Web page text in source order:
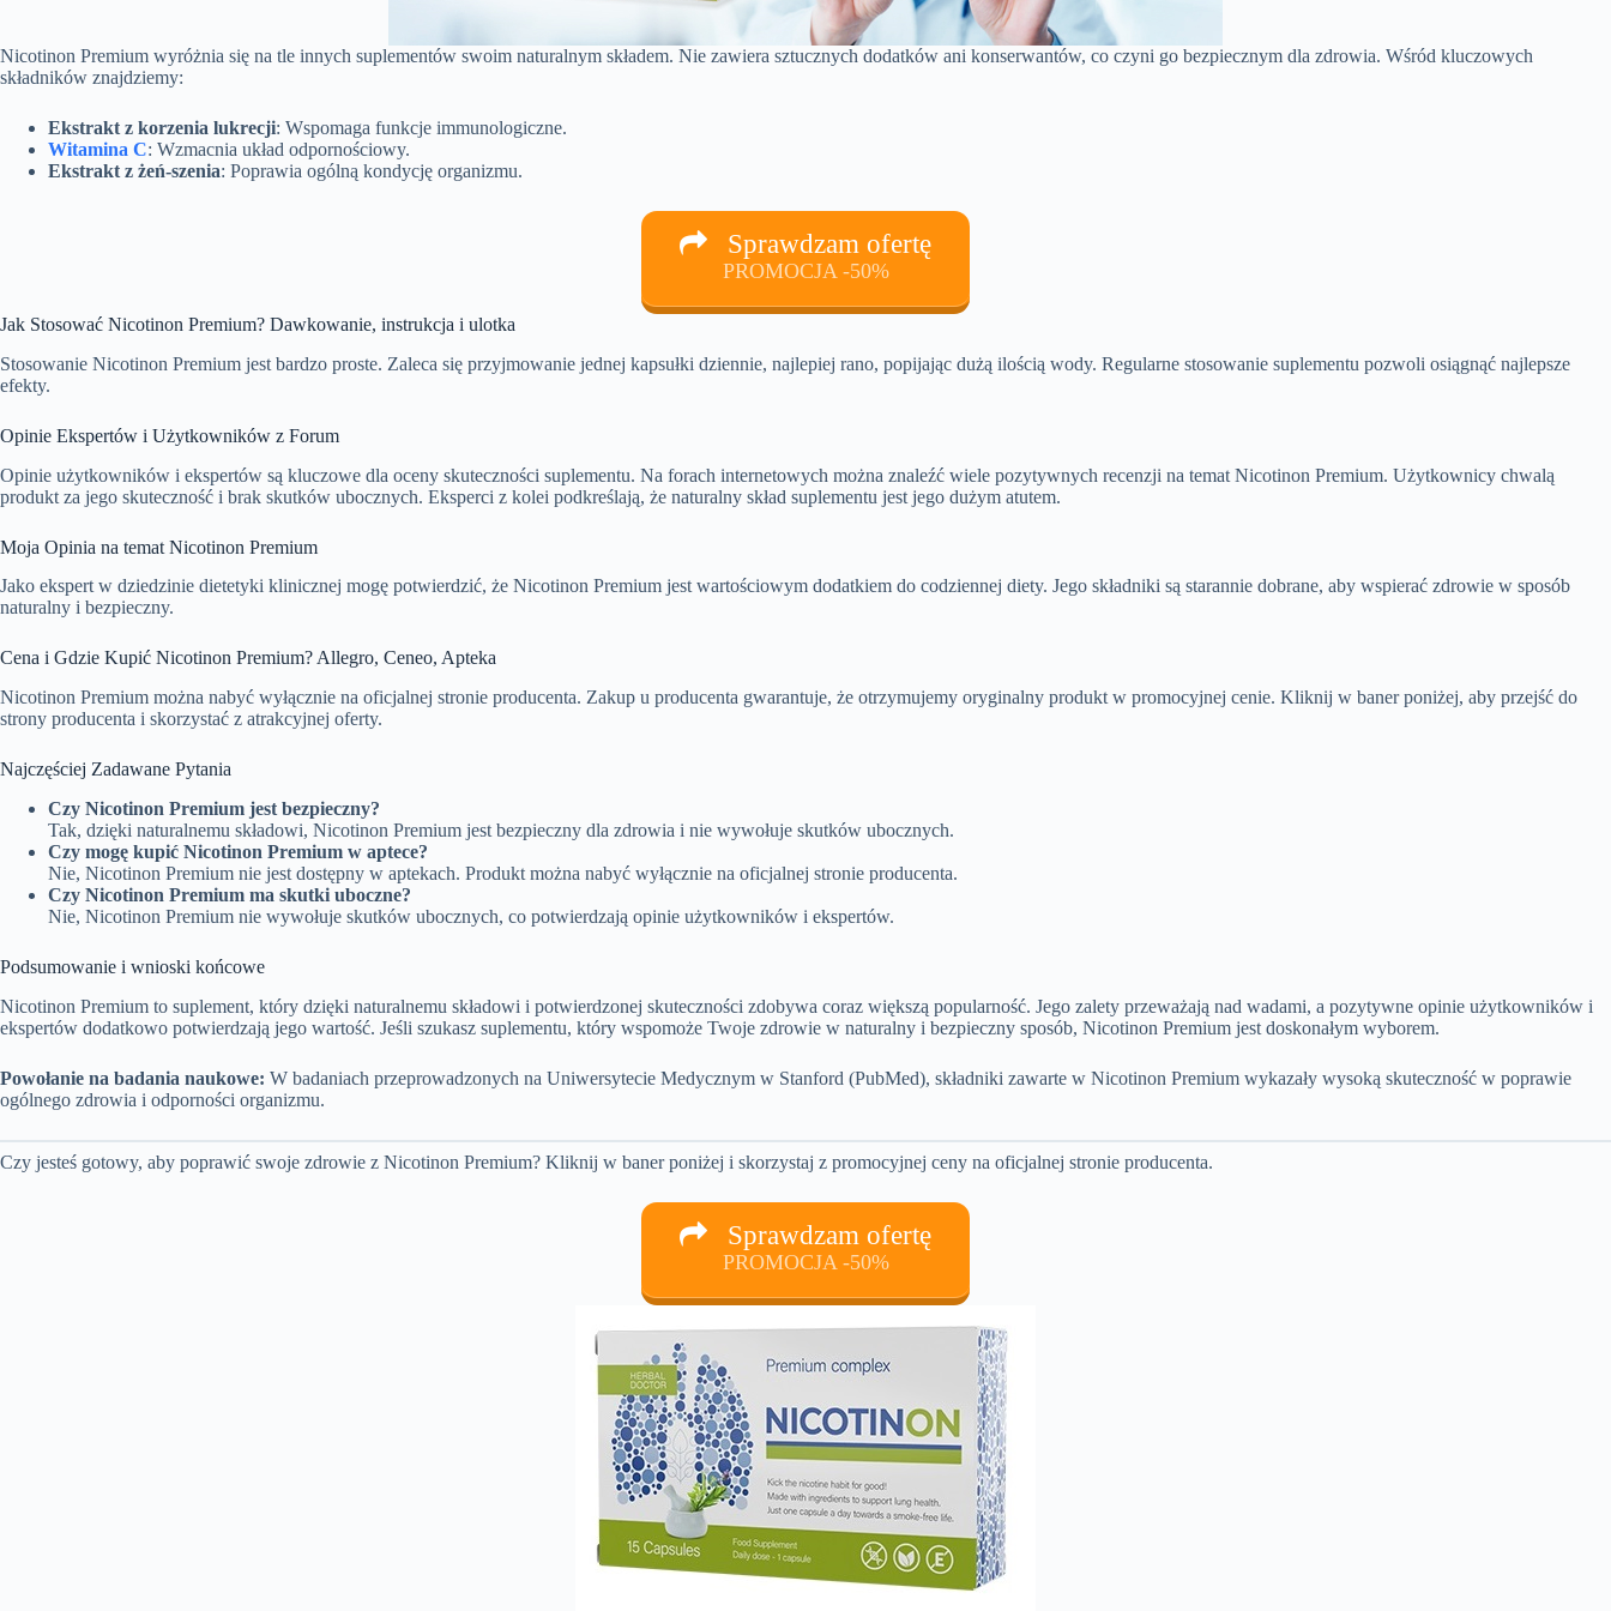
Nicotinon Premium wyróżnia się na tle innych suplementów swoim naturalnym składem. Nie zawiera sztucznych dodatków ani konserwantów, co czyni go bezpiecznym dla zdrowia. Wśród kluczowych
składników znajdziemy:
Ekstrakt z korzenia lukrecji: Wspomaga funkcje immunologiczne.
Witamina C: Wzmacnia układ odpornościowy.
Ekstrakt z żeń-szenia: Poprawia ogólną kondycję organizmu.
Sprawdzam ofertę
PROMOCJA -50%
Jak Stosować Nicotinon Premium? Dawkowanie, instrukcja i ulotka
Stosowanie Nicotinon Premium jest bardzo proste. Zaleca się przyjmowanie jednej kapsułki dziennie, najlepiej rano, popijając dużą ilością wody. Regularne stosowanie suplementu pozwoli osiągnąć najlepsze
efekty.
Opinie Ekspertów i Użytkowników z Forum
Opinie użytkowników i ekspertów są kluczowe dla oceny skuteczności suplementu. Na forach internetowych można znaleźć wiele pozytywnych recenzji na temat Nicotinon Premium. Użytkownicy chwalą
produkt za jego skuteczność i brak skutków ubocznych. Eksperci z kolei podkreślają, że naturalny skład suplementu jest jego dużym atutem.
Moja Opinia na temat Nicotinon Premium
Jako ekspert w dziedzinie dietetyki klinicznej mogę potwierdzić, że Nicotinon Premium jest wartościowym dodatkiem do codziennej diety. Jego składniki są starannie dobrane, aby wspierać zdrowie w sposób
naturalny i bezpieczny.
Cena i Gdzie Kupić Nicotinon Premium? Allegro, Ceneo, Apteka
Nicotinon Premium można nabyć wyłącznie na oficjalnej stronie producenta. Zakup u producenta gwarantuje, że otrzymujemy oryginalny produkt w promocyjnej cenie. Kliknij w baner poniżej, aby przejść do
strony producenta i skorzystać z atrakcyjnej oferty.
Najczęściej Zadawane Pytania
Czy Nicotinon Premium jest bezpieczny?
Tak, dzięki naturalnemu składowi, Nicotinon Premium jest bezpieczny dla zdrowia i nie wywołuje skutków ubocznych.
Czy mogę kupić Nicotinon Premium w aptece?
Nie, Nicotinon Premium nie jest dostępny w aptekach. Produkt można nabyć wyłącznie na oficjalnej stronie producenta.
Czy Nicotinon Premium ma skutki uboczne?
Nie, Nicotinon Premium nie wywołuje skutków ubocznych, co potwierdzają opinie użytkowników i ekspertów.
Podsumowanie i wnioski końcowe
Nicotinon Premium to suplement, który dzięki naturalnemu składowi i potwierdzonej skuteczności zdobywa coraz większą popularność. Jego zalety przeważają nad wadami, a pozytywne opinie użytkowników i
ekspertów dodatkowo potwierdzają jego wartość. Jeśli szukasz suplementu, który wspomoże Twoje zdrowie w naturalny i bezpieczny sposób, Nicotinon Premium jest doskonałym wyborem.
Powołanie na badania naukowe: W badaniach przeprowadzonych na Uniwersytecie Medycznym w Stanford (PubMed), składniki zawarte w Nicotinon Premium wykazały wysoką skuteczność w poprawie
ogólnego zdrowia i odporności organizmu.
Czy jesteś gotowy, aby poprawić swoje zdrowie z Nicotinon Premium? Kliknij w baner poniżej i skorzystaj z promocyjnej ceny na oficjalnej stronie producenta.
Sprawdzam ofertę
PROMOCJA -50%